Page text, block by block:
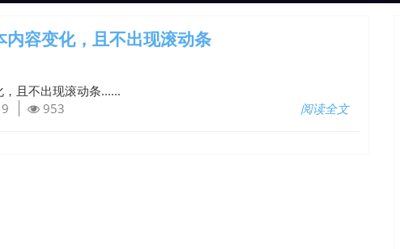
容变化，且不出现滚动条
且不出现滚动条......
953 阅读全文